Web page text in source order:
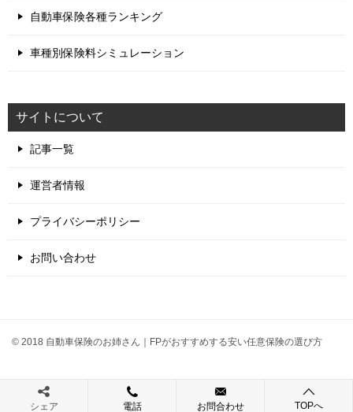
自動車保険各種ランキング
車種別保険料シミュレーション
サイトについて
記事一覧
運営者情報
プライバシーポリシー
お問い合わせ
© 2018 自動車保険のお姉さん｜FPがおすすめする安い任意保険の選び方
シェア 電話 お問合わせ TOPへ